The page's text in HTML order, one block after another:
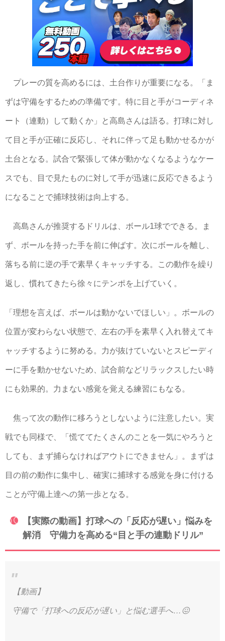
プレーの質を高めるには、土台作りが重要になる。「ま
ずは守備をするための準備です。特に目と手がコーディネ
ート（連動）して動くか」と高島さんは語る。打球に対し
て目と手が正確に反応し、それに伴って足も動かせるかが
土台となる。試合で緊張して体が動かなくなるようなケー
スでも、目で見たものに対して手が迅速に反応できるよう
になることで捕球技術は向上する。
高島さんが推奨するドリルは、ボール1球でできる。ま
ず、ボールを持った手を前に伸ばす。次にボールを離し、
落ちる前に逆の手で素早くキャッチする。この動作を繰り
返し、慣れてきたら徐々にテンポを上げていく。
「理想を言えば、ボールは動かないでほしい」。ボールの
位置が変わらない状態で、左右の手を素早く入れ替えてキ
ャッチするように努める。力が抜けていないとスピーディ
ーに手を動かせないため、試合前などリラックスしたい時
にも効果的。力まない感覚を覚える練習にもなる。
焦って次の動作に移ろうとしないように注意したい。実
戦でも同様で、「慌ててたくさんのことを一気にやろうと
しても、まず捕らなければアウトにできません」。まずは
目の前の動作に集中し、確実に捕球する感覚を身に付ける
ことが守備上達への第一歩となる。
【実際の動画】打球への「反応が遅い」悩みを
解消 守備力を高める“目と手の連動ドリル”
【動画】
守備で「打球への反応が遅い」と悩む選手へ…😖